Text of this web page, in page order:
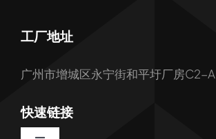
工厂地址
广州市增城区永宁街和平圩厂房C2-A
快速链接